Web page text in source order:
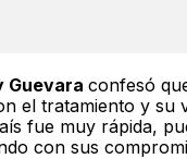
Guevara confesó
el tratamiento y su
fue muy rápida,
con sus